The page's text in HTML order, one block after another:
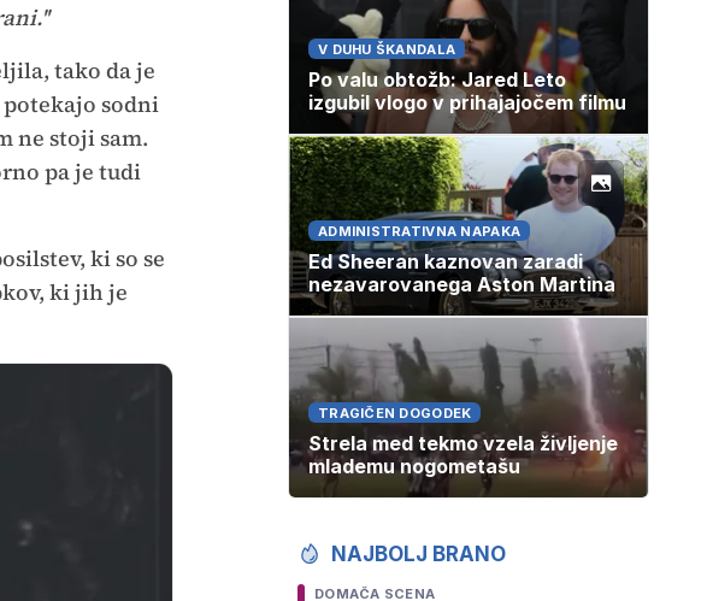
tako da je
sodni
ne stoji sam.
pa je tudi
ki so se
ki jih je
V DUHU ŠKANDALA
Po valu obtožb: Jared Leto
izgubil vlogo v prihajajočem filmu
ADMINISTRATIVNA NAPAKA
Ed Sheeran kaznovan zaradi
nezavarovanega Aston Martina
TRAGIČEN DOGODEK
Strela med tekmo vzela življenje
mlademu nogometašu
NAJBOLJ BRANO
DOMAČA SCENA